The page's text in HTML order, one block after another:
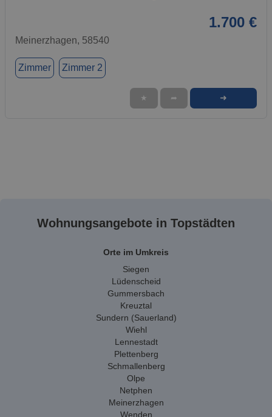
1.700 €
Meinerzhagen, 58540
Zimmer Zimmer 2
★ ➦ ➜
Wohnungsangebote in Topstädten
Orte im Umkreis
Siegen
Lüdenscheid
Gummersbach
Kreuztal
Sundern (Sauerland)
Wiehl
Lennestadt
Plettenberg
Schmallenberg
Olpe
Netphen
Meinerzhagen
Wenden